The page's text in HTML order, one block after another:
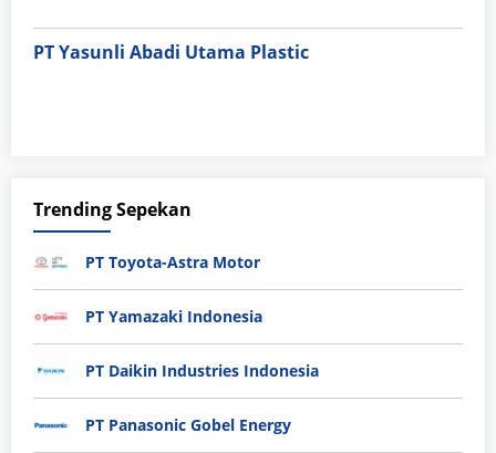
PT Yasunli Abadi Utama Plastic
Trending Sepekan
PT Toyota-Astra Motor
PT Yamazaki Indonesia
PT Daikin Industries Indonesia
PT Panasonic Gobel Energy